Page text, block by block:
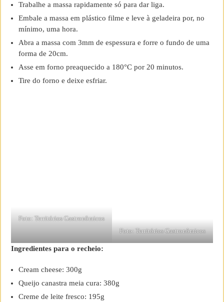
Trabalhe a massa rapidamente só para dar liga.
Embale a massa em plástico filme e leve à geladeira por, no
mínimo, uma hora.
Abra a massa com 3mm de espessura e forre o fundo de uma
forma de 20cm.
Asse em forno preaquecido a 180°C por 20 minutos.
Tire do forno e deixe esfriar.
Foto: Territórios Gastronômicos
Foto: Territórios Gastronômicos
Ingredientes para o recheio:
Cream cheese: 300g
Queijo canastra meia cura: 380g
Creme de leite fresco: 195g